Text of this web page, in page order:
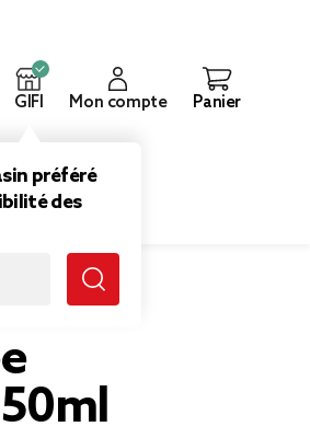
GIFI
préféré
des
Mon compte Panier